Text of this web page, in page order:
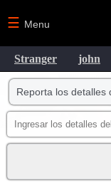
☰ Menu
Stranger john
Reporta los detalles